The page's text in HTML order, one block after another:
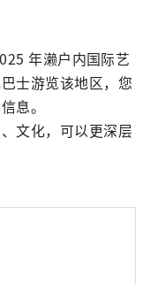
年濑户内国际艺
士游览该地区，您
息。
文化，可以更深层